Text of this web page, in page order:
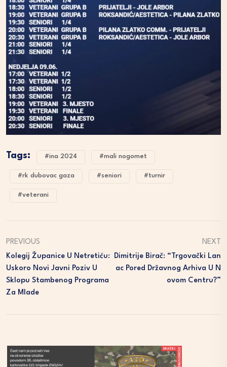
Tags: #ina 2024 #mali nogomet
#rk dubovac gaza #seniori #turnir
#veterani
PREVIOUS
Kolegij Županice U Netretiću:
Uskoro Novi Javni Poziv U
Sklopu Stambenog Programa
Za Mlade
NEXT
Dimitrije Birač: “Trgovački Lan
Ac Pored Državnog Arhiva U N
Ovom Centru?”